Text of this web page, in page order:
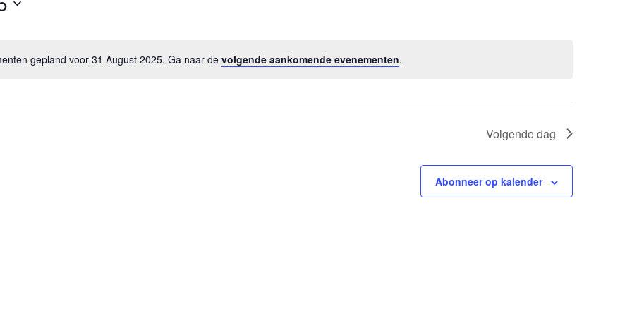
gepland voor 31 August 2025. Ga naar de volgende aankomende evenementen.
Volgende dag
Abonneer op kalender